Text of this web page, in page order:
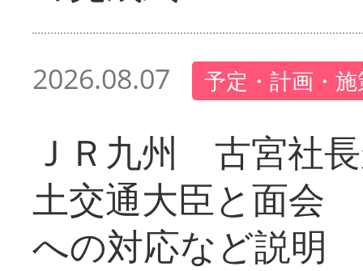
2026.08.07 予定・計画・
ＪＲ九州 古宮社
土交通大臣と面会
への対応など説明